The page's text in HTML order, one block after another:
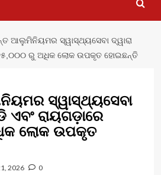
ଆଲୁମିନିୟମର ସ୍ୱାସ୍ଥ୍ୟସେବା ଦ୍ୱାରା
୬୫,୦୦୦ ରୁ ଅଧିକ ଲୋକ ଉପକୃତ ହୋଇଛନ୍ତି
ସ୍ୱାସ୍ଥ୍ୟସେବା
ଏବଂ ରାୟଗଡ଼ାରେ
ଲୋକ ଉପକୃତ
2026 0